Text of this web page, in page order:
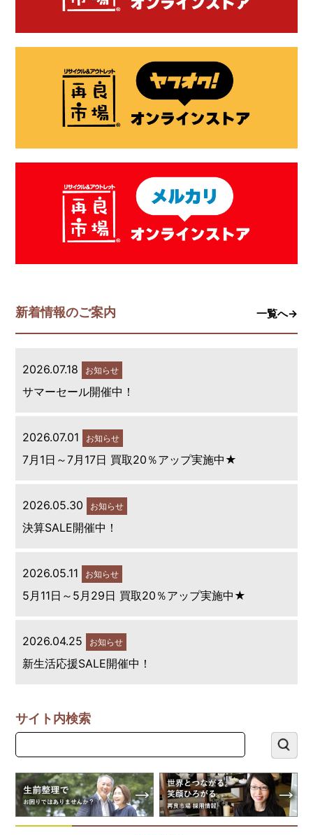
新着情報のご案内 一覧へ→
2026.07.18 お知らせ
サマーセール開催中！
2026.07.01 お知らせ
7月1日～7月17日 買取20％アップ実施中★
2026.05.30 お知らせ
決算SALE開催中！
2026.05.11 お知らせ
5月11日～5月29日 買取20％アップ実施中★
2026.04.25 お知らせ
新生活応援SALE開催中！
サイト内検索